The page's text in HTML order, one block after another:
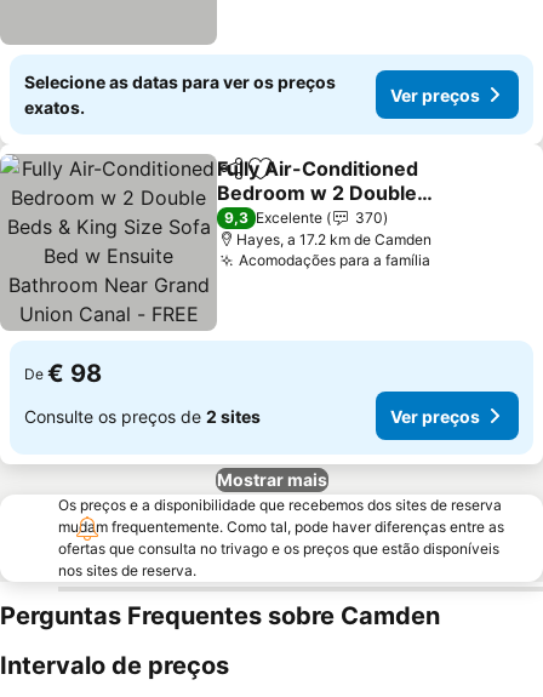
Selecione as datas para ver os preços
exatos.
Ver preços
PartilharAdicionar aos favoritos
Fully Air-Conditioned
Bedroom w 2 Double
Beds & King Size Sofa
Bed w Ensuite Bathroom
Near Grand Union Canal -
Ver preços
9,3 Excelente
370
Hayes, a 17.2 km de Camden
Acomodações para a família
De € 98
Consulte os preços de 2 sites Ver preços
Mostrar mais
Os preços e a disponibilidade que recebemos dos sites de reserva
mudam frequentemente. Como tal, pode haver diferenças entre as
ofertas que consulta no trivago e os preços que estão disponíveis
nos sites de reserva.
Perguntas Frequentes sobre Camden
Intervalo de preços